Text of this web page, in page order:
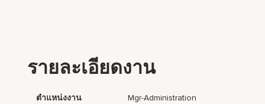
รายละเอียดงาน
ตำแหน่งงาน Mgr-Administration